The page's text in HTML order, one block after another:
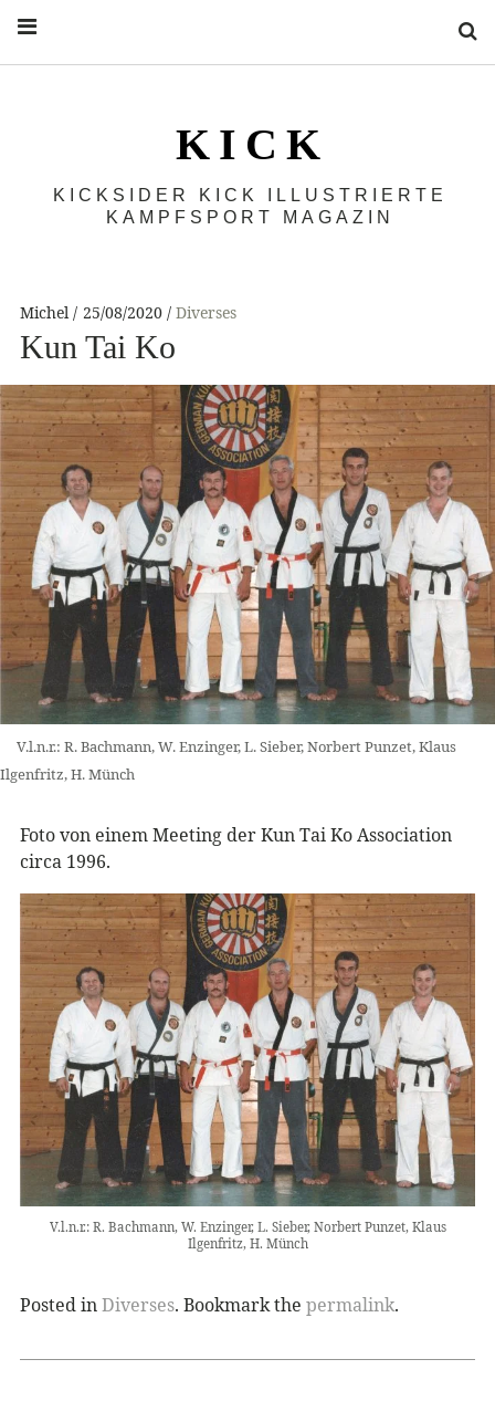
K I C K
KICKSIDER KICK ILLUSTRIERTE
KAMPFSPORT MAGAZIN
Michel 25/08/2020 Diverses
Kun Tai Ko
V.l.n.r.: R. Bachmann, W. Enzinger, L. Sieber, Norbert Punzet, Klaus
Ilgenfritz, H. Münch
Foto von einem Meeting der Kun Tai Ko Association
circa 1996.
V.l.n.r.: R. Bachmann, W. Enzinger, L. Sieber, Norbert Punzet, Klaus
Ilgenfritz, H. Münch
Posted inDiverses. Bookmark the permalink.